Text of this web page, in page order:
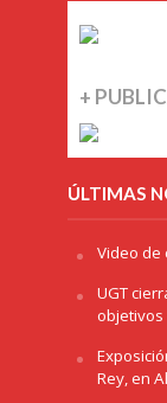
+
ÚLTIMAS
Video de
UGT
Rey, en